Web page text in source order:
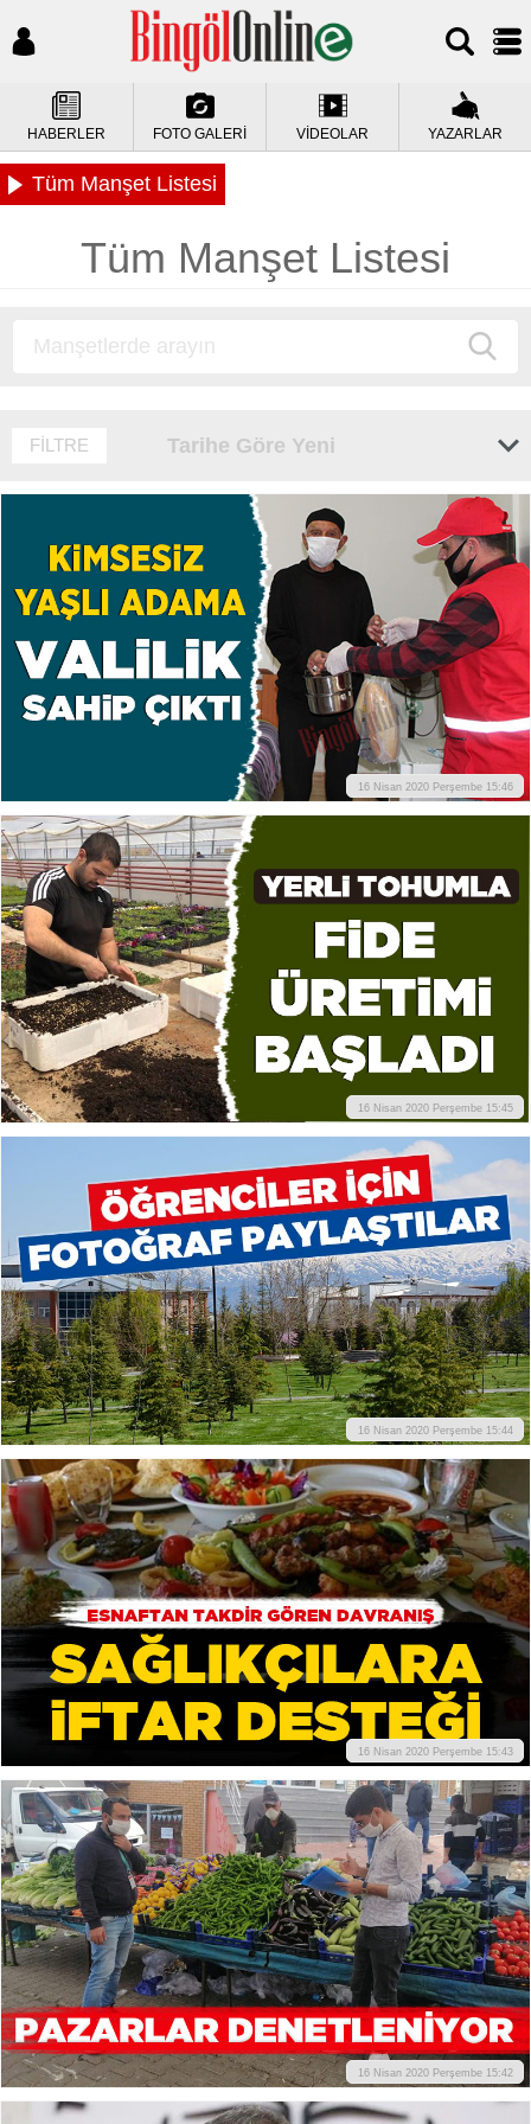
HABERLER FOTO GALERİ VİDEOLAR YAZARLAR
Tüm Manşet Listesi
Tüm Manşet Listesi
FİLTRE Tarihe Göre Yeni
16 Nisan 2020 Perşembe 15:46
16 Nisan 2020 Perşembe 15:45
16 Nisan 2020 Perşembe 15:44
16 Nisan 2020 Perşembe 15:43
16 Nisan 2020 Perşembe 15:42